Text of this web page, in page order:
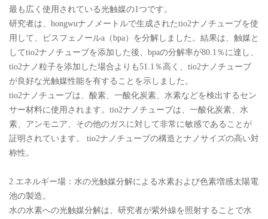
最も広く使用されている光触媒の1つです。
研究者は、hongwuナノメートルで生成されたtio2ナノチューブを使
用して、ビスフェノールa（bpa）を分解しました。結果は、触媒と
してtio2ナノチューブを添加した後、bpaの分解率が80.1％に達し、
tio2ナノ粒子を添加した場合よりも51.1％高く、tio2ナノチューブ
が良好な光触媒性能を有することを示しました。
tio2ナノチューブは、酸素、一酸化炭素、水素などを検出するセン
サー材料に使用されます。tio2ナノチューブは、一酸化炭素、水
素、アンモニア、その他のガスに対して非常に敏感であることが
証明されています。 tio2ナノチューブの構造とナノサイズの高い対
称性。
2.エネルギー場：水の光触媒分解による水素および色素増感太陽電
池の製造。
水の水素への光触媒分解は、研究者が紫外線を照射することで水